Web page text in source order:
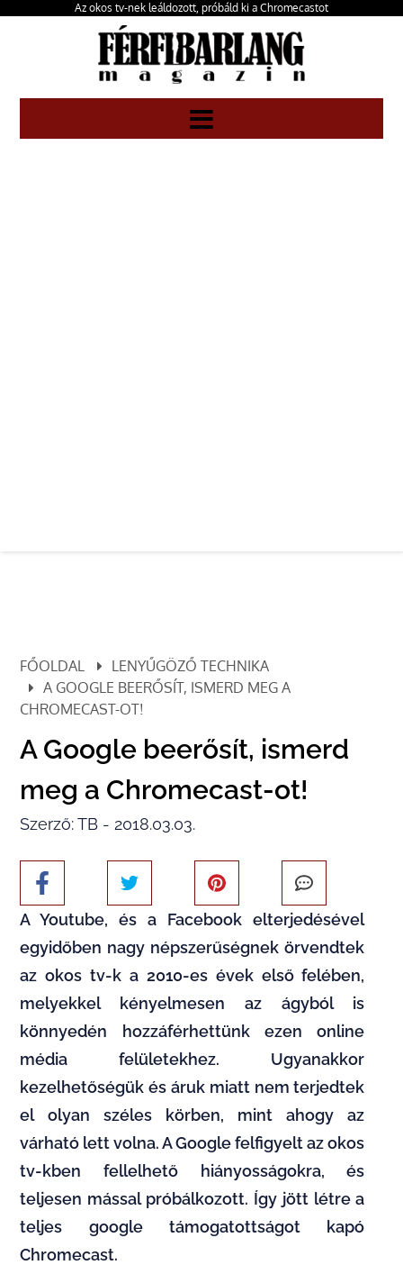
Az okos tv-nek leáldozott, próbáld ki a Chromecastot
FŐOLDAL
LENYŰGÖZŐ TECHNIKA
A GOOGLE BEERŐSÍT, ISMERD MEG A
CHROMECAST-OT!
A Google beerősít, ismerd
meg a Chromecast-ot!
Szerző: TB - 2018.03.03.
A Youtube, és a Facebook elterjedésével
egyidőben nagy népszerűségnek örvendtek
az okos tv-k a 2010-es évek első felében,
melyekkel kényelmesen az ágyból is
könnyedén hozzáférhettünk ezen online
média felületekhez. Ugyanakkor
kezelhetőségük és áruk miatt nem terjedtek
el olyan széles körben, mint ahogy az
várható lett volna. A Google felfigyelt az okos
tv-kben fellelhető hiányosságokra, és
teljesen mással próbálkozott. Így jött létre a
teljes google támogatottságot kapó
Chromecast.